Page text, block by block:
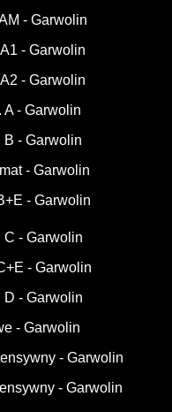
- Garwolin
- Garwolin
- Garwolin
A - Garwolin
B - Garwolin
- Garwolin
- Garwolin
C - Garwolin
- Garwolin
D - Garwolin
- Garwolin
- Garwolin
- Garwolin